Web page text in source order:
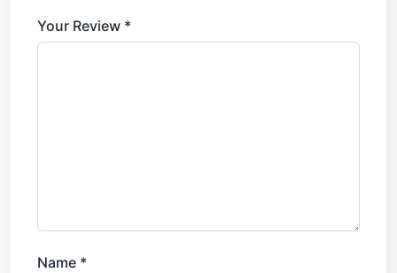
Your Review *
Name *